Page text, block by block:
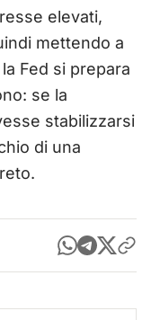
elevati,
mettendo a
Fed si prepara
se la
stabilizzarsi
di una